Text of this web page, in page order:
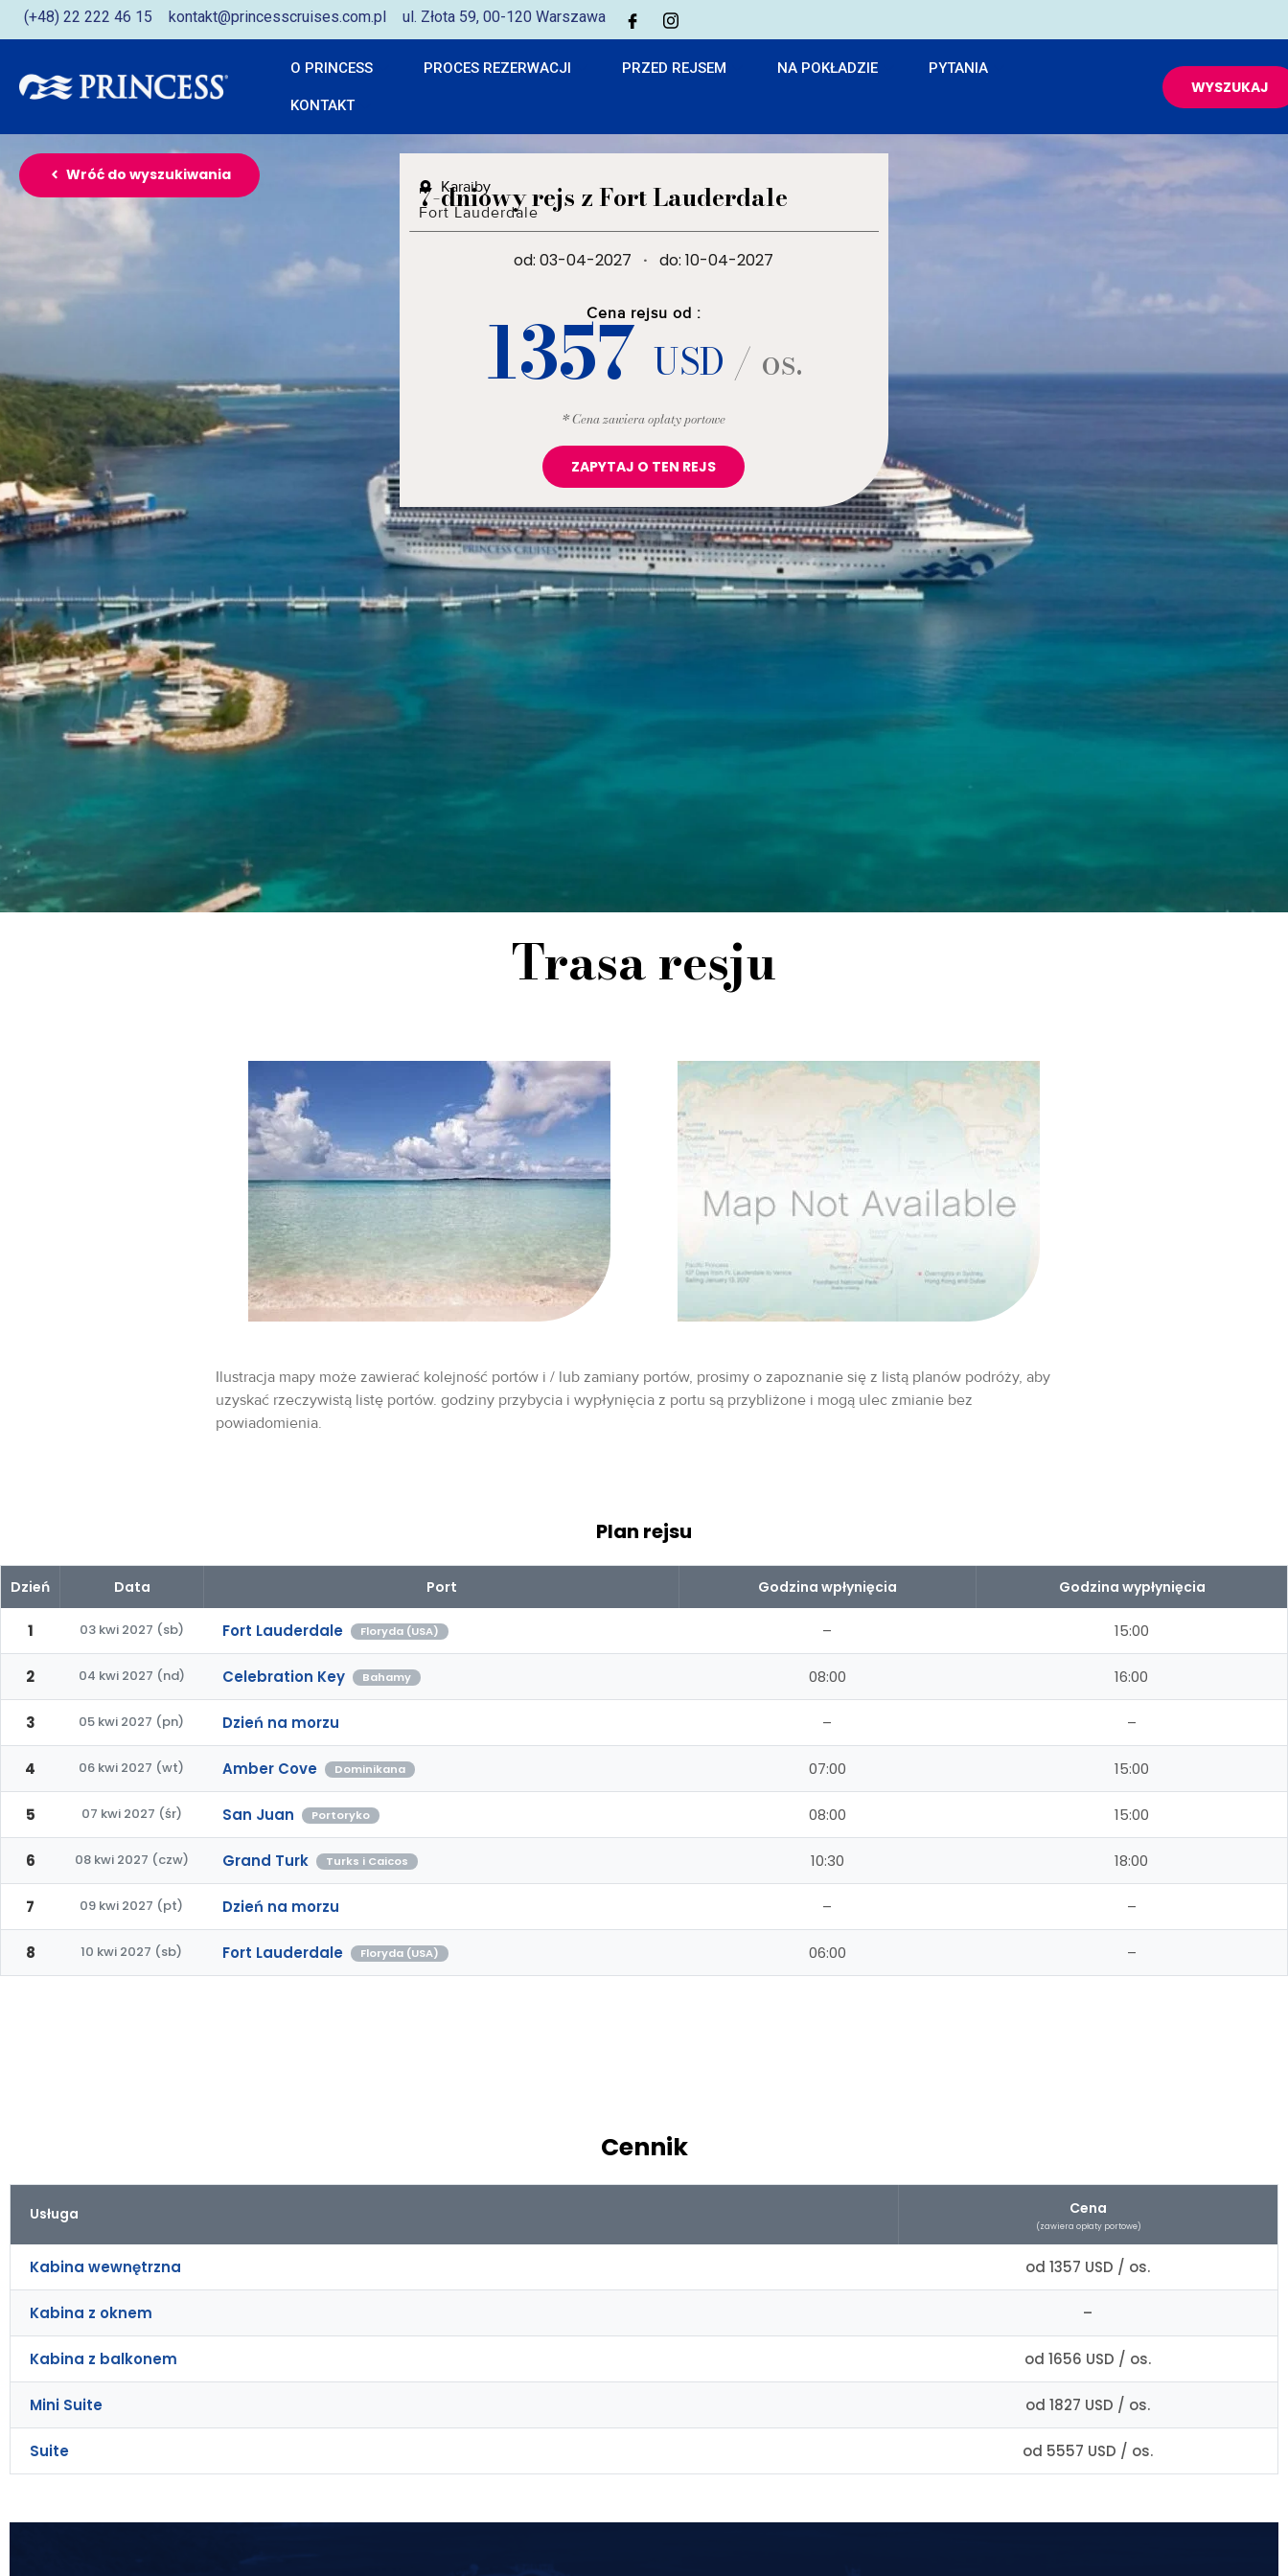
(+48) 22 222 46 15 kontakt@princesscruises.com.pl ul. Złota 59, 00-120 Warszawa
O PRINCESS PROCES REZERWACJI PRZED REJSEM NA POKŁADZIE PYTANIA
KONTAKT
WYSZUKAJ
Wróć do wyszukiwania
Karaiby
7-dniowy rejs z Fort Lauderdale
Fort Lauderdale
od: 03-04-2027 · do: 10-04-2027
Cena rejsu od :
1357USD / os.
* Cena zawiera opłaty portowe
ZAPYTAJ O TEN REJS
Trasa resju
Ilustracja mapy może zawierać kolejność portów i / lub zamiany portów, prosimy o zapoznanie się z listą planów podróży, aby
uzyskać rzeczywistą listę portów. godziny przybycia i wypłynięcia z portu są przybliżone i mogą ulec zmianie bez
powiadomienia.
Plan rejsu
Dzień Data Port Godzina wpłynięcia Godzina wypłynięcia
1 03 kwi 2027 (sb) Fort Lauderdale Floryda (USA) – 15:00
2 04 kwi 2027 (nd) Celebration Key Bahamy 08:00 16:00
3 05 kwi 2027 (pn) Dzień na morzu – –
4 06 kwi 2027 (wt) Amber Cove Dominikana 07:00 15:00
5 07 kwi 2027 (śr) San Juan Portoryko 08:00 15:00
6 08 kwi 2027 (czw) Grand Turk Turks i Caicos 10:30 18:00
7 09 kwi 2027 (pt) Dzień na morzu – –
8 10 kwi 2027 (sb) Fort Lauderdale Floryda (USA) 06:00 –
Cennik
Usługa Cena
(zawiera opłaty portowe)
Kabina wewnętrzna od 1357 USD / os.
Kabina z oknem –
Kabina z balkonem od 1656 USD / os.
Mini Suite od 1827 USD / os.
Suite od 5557 USD / os.